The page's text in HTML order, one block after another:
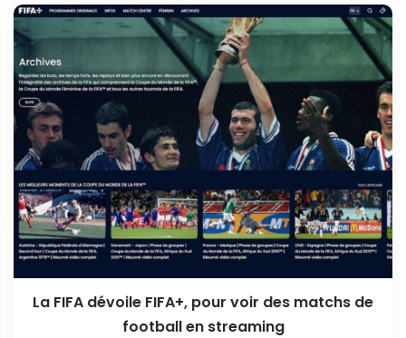
La FIFA dévoile FIFA+, pour voir des matchs de
football en streaming